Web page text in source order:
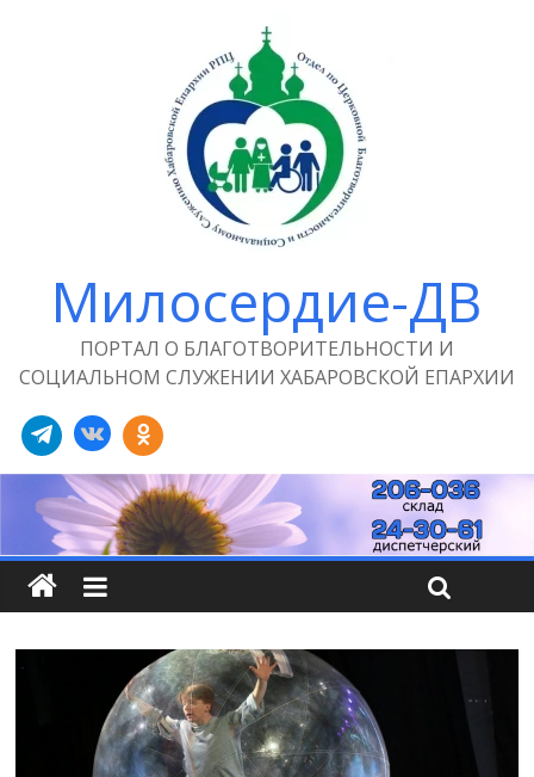
Милосердие-ДВ
ПОРТАЛ О БЛАГОТВОРИТЕЛЬНОСТИ И
СОЦИАЛЬНОМ СЛУЖЕНИИ ХАБАРОВСКОЙ ЕПАРХИИ